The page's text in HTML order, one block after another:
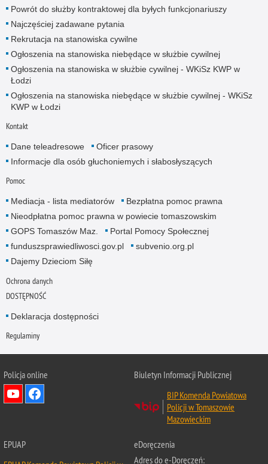
Powrót do służby kontraktowej dla byłych funkcjonariuszy
Najczęściej zadawane pytania
Rekrutacja na stanowiska cywilne
Ogłoszenia na stanowiska niebędące w służbie cywilnej
Ogłoszenia na stanowiska w służbie cywilnej - WKiSz KWP w
Łodzi
Ogłoszenia na stanowiska niebędące w służbie cywilnej - WKiSz
KWP w Łodzi
Kontakt
Dane teleadresowe
Oficer prasowy
Informacje dla osób głuchoniemych i słabosłyszących
Pomoc
Mediacja - lista mediatorów
Bezpłatna pomoc prawna
Nieodpłatna pomoc prawna w powiecie tomaszowskim
GOPS Tomaszów Maz.
Portal Pomocy Społecznej
funduszsprawiedliwosci.gov.pl
subvenio.org.pl
Dajemy Dzieciom Siłę
Ochrona danych
DOSTĘPNOŚĆ
Deklaracja dostępności
Regulaminy
Policja online
Biuletyn Informacji Publicznej
BIP Komenda Powiatowa
Policji w Tomaszowie
Mazowieckim
EPUAP
eDoręczenia
Adres do e-Doręczeń: